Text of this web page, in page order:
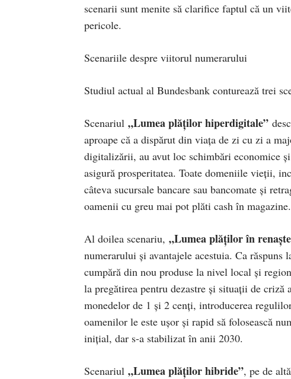
scenarii sunt menite să clarifice faptul că un
pericole.
Scenariile despre viitorul numerarului
Studiul actual al Bundesbank conturează trei
Scenariul „Lumea plăților hiperdigitale”
aproape că a dispărut din viața de zi cu zi a
digitalizării, au avut loc schimbări economice
asigură prosperitatea. Toate domeniile vieții,
câteva sucursale bancare sau bancomate și
oamenii cu greu mai pot plăti cash în magazine.
Al doilea scenariu, „Lumea plăților în
numerarului și avantajele acestuia. Ca
cumpără din nou produse la nivel local și
la pregătirea pentru dezastre și situații de
monedelor de 1 și 2 cenți, introducerea
oamenilor le este ușor și rapid să folosească
inițial, dar s-a stabilizat în anii 2030.
Scenariul „Lumea plăților hibride”, pe de